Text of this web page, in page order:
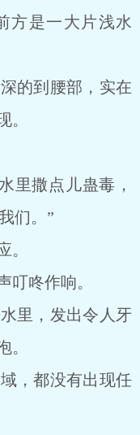
方是一大片浅水
的到腰部，实在
。
撒点儿蛊毒，
们。”
咚作响。
里，发出令人牙
。
，都没有出现任